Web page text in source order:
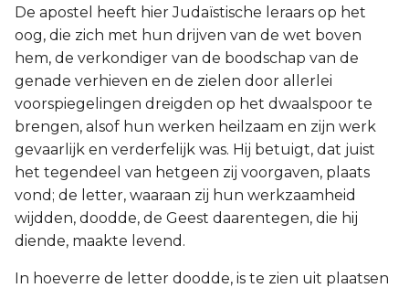
De apostel heeft hier Judaïstische leraars op het
oog, die zich met hun drijven van de wet boven
hem, de verkondiger van de boodschap van de
genade verhieven en de zielen door allerlei
voorspiegelingen dreigden op het dwaalspoor te
brengen, alsof hun werken heilzaam en zijn werk
gevaarlijk en verderfelijk was. Hij betuigt, dat juist
het tegendeel van hetgeen zij voorgaven, plaats
vond; de letter, waaraan zij hun werkzaamheid
wijdden, doodde, de Geest daarentegen, die hij
diende, maakte levend.
In hoeverre de letter doodde, is te zien uit plaatsen